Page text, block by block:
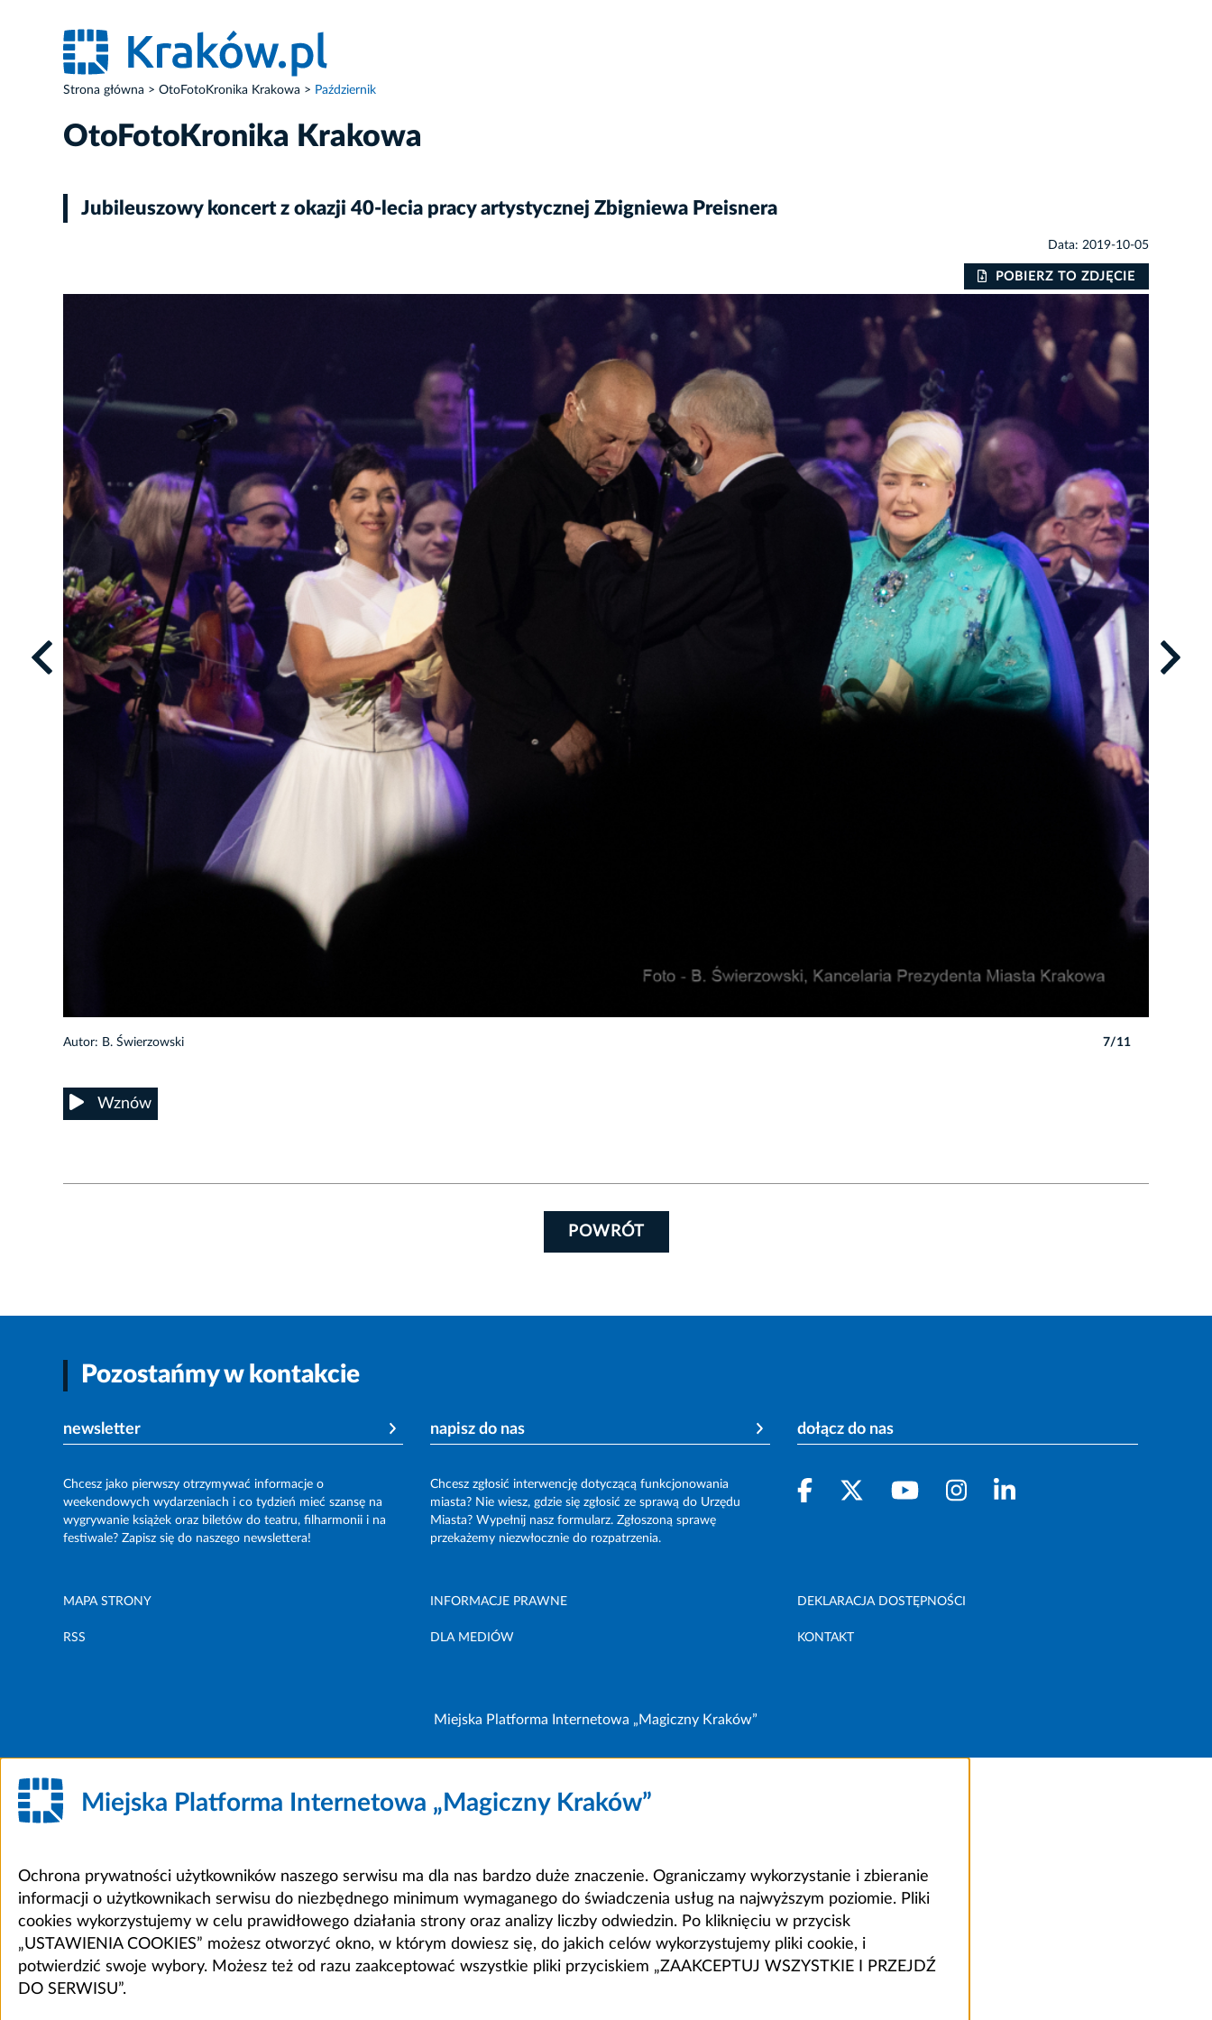
Strona główna OtoFotoKronika Krakowa Październik
OtoFotoKronika Krakowa
Jubileuszowy koncert z okazji 40-lecia pracy artystycznej Zbigniewa Preisnera
Data: 2019-10-05
POBIERZ TO ZDJĘCIE
Autor: B. Świerzowski 7/11
Wznów
POWRÓT
Pozostańmy w kontakcie
newsletter
Chcesz jako pierwszy otrzymywać informacje o
weekendowych wydarzeniach i co tydzień mieć szansę na
wygrywanie książek oraz biletów do teatru, filharmonii i na
festiwale? Zapisz się do naszego newslettera!
napisz do nas
Chcesz zgłosić interwencję dotyczącą funkcjonowania
miasta? Nie wiesz, gdzie się zgłosić ze sprawą do Urzędu
Miasta? Wypełnij nasz formularz. Zgłoszoną sprawę
przekażemy niezwłocznie do rozpatrzenia.
dołącz do nas
MAPA STRONY INFORMACJE PRAWNE DEKLARACJA DOSTĘPNOŚCI
RSS DLA MEDIÓW KONTAKT
Miejska Platforma Internetowa „Magiczny Kraków”
Miejska Platforma Internetowa „Magiczny Kraków”
Ochrona prywatności użytkowników naszego serwisu ma dla nas bardzo duże znaczenie. Ograniczamy wykorzystanie i zbieranie
informacji o użytkownikach serwisu do niezbędnego minimum wymaganego do świadczenia usług na najwyższym poziomie. Pliki
cookies wykorzystujemy w celu prawidłowego działania strony oraz analizy liczby odwiedzin. Po kliknięciu w przycisk
„USTAWIENIA COOKIES” możesz otworzyć okno, w którym dowiesz się, do jakich celów wykorzystujemy pliki cookie, i
potwierdzić swoje wybory. Możesz też od razu zaakceptować wszystkie pliki przyciskiem „ZAAKCEPTUJ WSZYSTKIE I PRZEJDŹ
DO SERWISU”.